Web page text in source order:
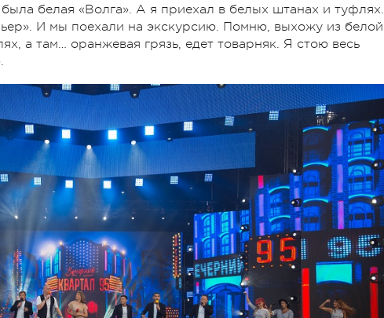
белая «Волга». А я приехал в белых штанах и туфлях.
И мы поехали на экскурсию. Помню, выхожу из белой
а там… оранжевая грязь, едет товарняк. Я стою весь